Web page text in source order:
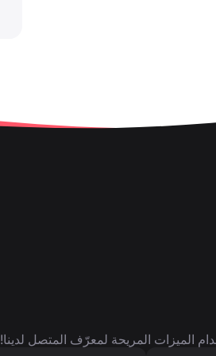
الميزات المريحة لمعرّف المتصل لدينا!